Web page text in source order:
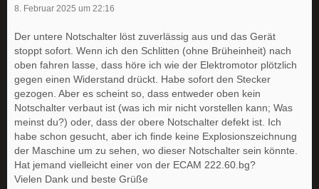
8. Februar 2025 um 22:16
Der untere Notschalter löst zuverlässig aus und das Gerät
stoppt sofort. Wenn ich den Schlitten (ohne Brüheinheit) nach
oben fahren lasse, dass höre ich wie der Elektromotor plötzlich
gegen einen Widerstand drückt. Habe sofort den Stecker
gezogen. Aber es scheint so, dass entweder oben kein
Notschalter verbaut ist (was ich mir nicht vorstellen kann; Was
meinst du?) oder, dass der obere Notschalter defekt ist. Ich
habe schon gesucht, aber ich finde keine Explosionszeichnung
der Maschine um zu sehen, wo dieser Notschalter sein könnte.
Hat jemand vielleicht einer von der ECAM 222.60.bg?
Vielen Dank und beste Grüße